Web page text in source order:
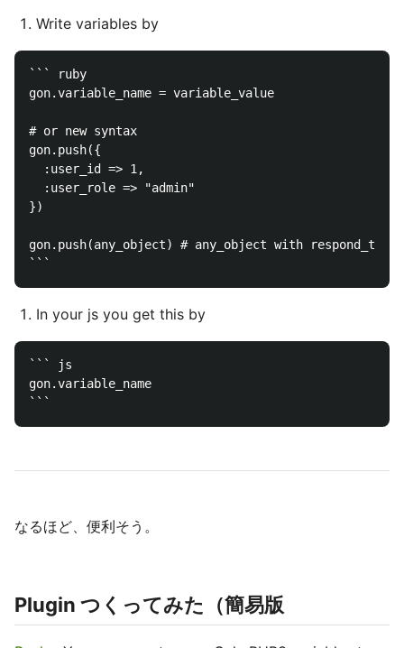
Write variables by
``` ruby
gon.variable_name = variable_value
# or new syntax
gon.push({
  :user_id => 1,
  :user_role => "admin"
})
gon.push(any_object) # any_object with respond_to?
In your js you get this by
``` js
gon.variable_name
なるほど、便利そう。
Plugin つくってみた（簡易版